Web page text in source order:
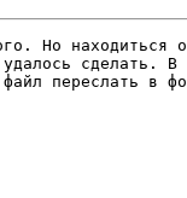
Но находиться
сделать. В
переслать в